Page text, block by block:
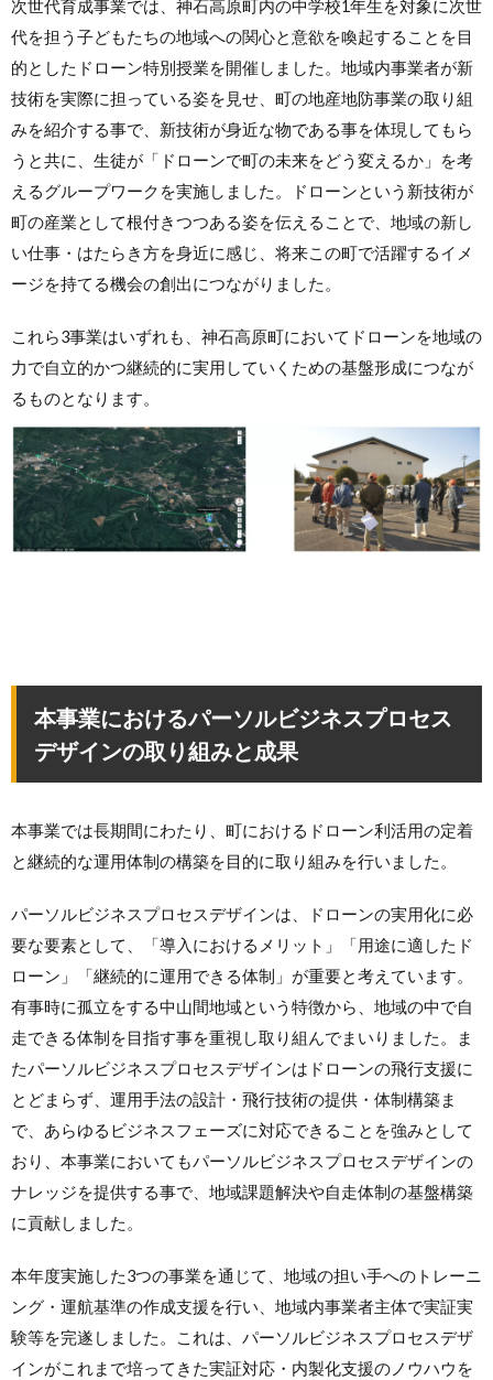
次世代育成事業では、神石高原町内の中学校1年生を対象に次世
代を担う子どもたちの地域への関心と意欲を喚起することを目
的としたドローン特別授業を開催しました。地域内事業者が新
技術を実際に担っている姿を見せ、町の地産地防事業の取り組
みを紹介する事で、新技術が身近な物である事を体現してもら
うと共に、生徒が「ドローンで町の未来をどう変えるか」を考
えるグループワークを実施しました。ドローンという新技術が
町の産業として根付きつつある姿を伝えることで、地域の新し
い仕事・はたらき方を身近に感じ、将来この町で活躍するイメ
ージを持てる機会の創出につながりました。
これら3事業はいずれも、神石高原町においてドローンを地域の
力で自立的かつ継続的に実用していくための基盤形成につなが
るものとなります。
本事業におけるパーソルビジネスプロセス
デザインの取り組みと成果
本事業では長期間にわたり、町におけるドローン利活用の定着
と継続的な運用体制の構築を目的に取り組みを行いました。
パーソルビジネスプロセスデザインは、ドローンの実用化に必
要な要素として、「導入におけるメリット」「用途に適したド
ローン」「継続的に運用できる体制」が重要と考えています。
有事時に孤立をする中山間地域という特徴から、地域の中で自
走できる体制を目指す事を重視し取り組んでまいりました。ま
たパーソルビジネスプロセスデザインはドローンの飛行支援に
とどまらず、運用手法の設計・飛行技術の提供・体制構築ま
で、あらゆるビジネスフェーズに対応できることを強みとして
おり、本事業においてもパーソルビジネスプロセスデザインの
ナレッジを提供する事で、地域課題解決や自走体制の基盤構築
に貢献しました。
本年度実施した3つの事業を通じて、地域の担い手へのトレーニ
ング・運航基準の作成支援を行い、地域内事業者主体で実証実
験等を完遂しました。これは、パーソルビジネスプロセスデザ
インがこれまで培ってきた実証対応・内製化支援のノウハウを